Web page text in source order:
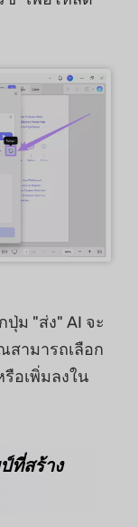
ม "ส่ง" AI จะ
สามารถเลือก
อเพิ่มลงใน
ที่สร้าง